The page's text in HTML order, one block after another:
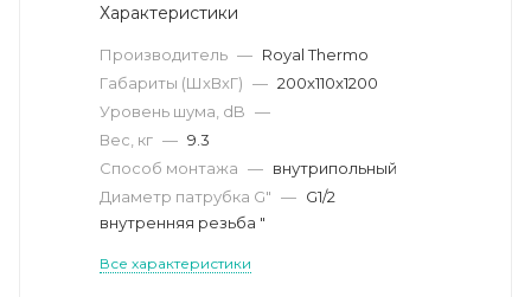
Характеристики
Производитель — Royal Thermo
Габариты (ШхВхГ) — 200x110x1200
Уровень шума, dB —
Вес, кг — 9.3
Способ монтажа — внутрипольный
Диаметр патрубка G" — G1/2
внутренняя резьба "
Все характеристики